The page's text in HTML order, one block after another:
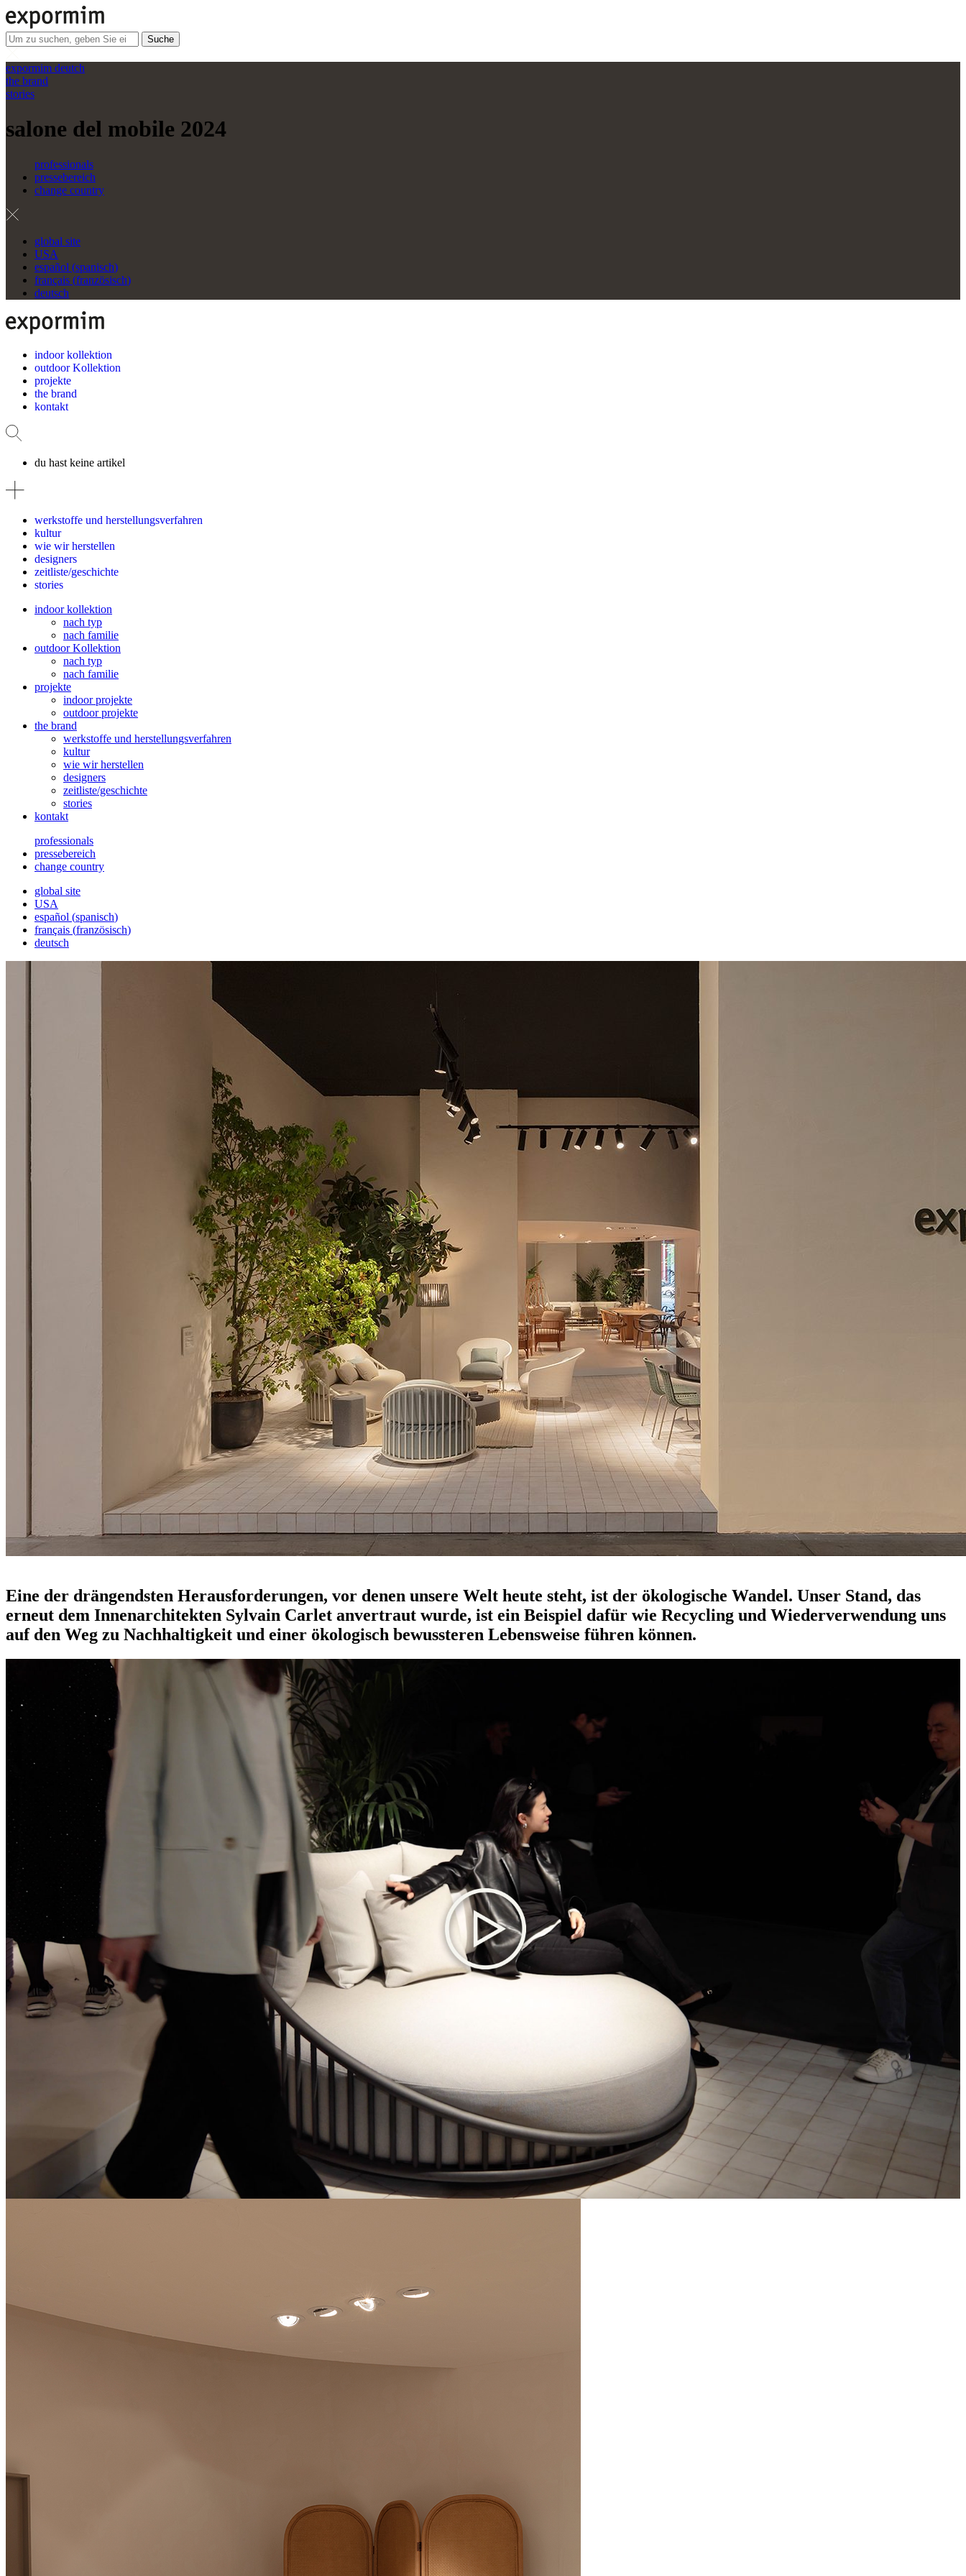
Suche
expormim deutch
the brand
stories
salone del mobile 2024
professionals
pressebereich
change country
global site
USA
español (spanisch)
français (französisch)
deutsch
indoor kollektion
outdoor Kollektion
projekte
the brand
kontakt
du hast keine artikel
werkstoffe und herstellungsverfahren
kultur
wie wir herstellen
designers
zeitliste/geschichte
stories
indoor kollektion
nach typ
nach familie
outdoor Kollektion
nach typ
nach familie
projekte
indoor projekte
outdoor projekte
the brand
werkstoffe und herstellungsverfahren
kultur
wie wir herstellen
designers
zeitliste/geschichte
stories
kontakt
professionals
pressebereich
change country
global site
USA
español (spanisch)
français (französisch)
deutsch
Eine der drängendsten Herausforderungen, vor denen unsere Welt heute steht, ist der ökologische Wandel. Unser Stand, das
erneut dem Innenarchitekten Sylvain Carlet anvertraut wurde, ist ein Beispiel dafür wie Recycling und Wiederverwendung uns
auf den Weg zu Nachhaltigkeit und einer ökologisch bewussteren Lebensweise führen können.